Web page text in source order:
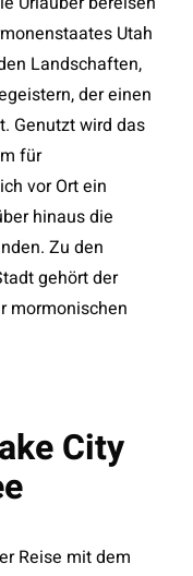
Utah
Landschaften,
der einen
Genutzt wird das
für
vor Ort ein
hinaus die
Zu den
gehört der
mormonischen
City
Reise mit dem